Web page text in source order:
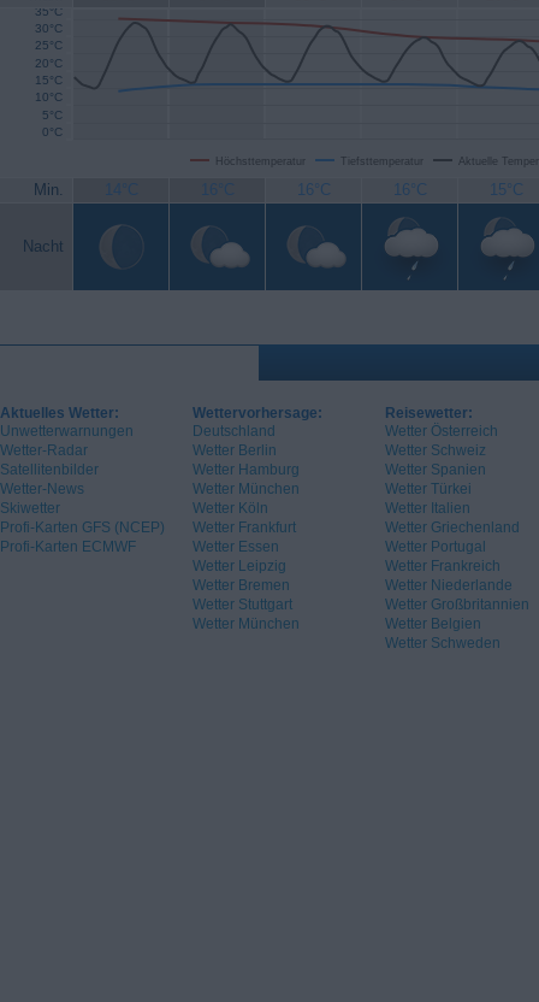
Höchsttemperatur Tiefsttemperatur Aktuelle
0°C
5°C
10°C
15°C
20°C
25°C
30°C
35°C
Min. 14°C 16°C 16°C 16°C 15°C
Nacht
Aktuelles Wetter:
Unwetterwarnungen
Wetter-Radar
Satellitenbilder
Wetter-News
Skiwetter
Profi-Karten GFS (NCEP)
Profi-Karten ECMWF
Wettervorhersage:
Deutschland
Wetter Berlin
Wetter Hamburg
Wetter München
Wetter Köln
Wetter Frankfurt
Wetter Essen
Wetter Leipzig
Wetter Bremen
Wetter Stuttgart
Wetter München
Reisewetter:
Wetter Österreich
Wetter Schweiz
Wetter Spanien
Wetter Türkei
Wetter Italien
Wetter Griechenland
Wetter Portugal
Wetter Frankreich
Wetter Niederlande
Wetter Großbritannien
Wetter Belgien
Wetter Schweden